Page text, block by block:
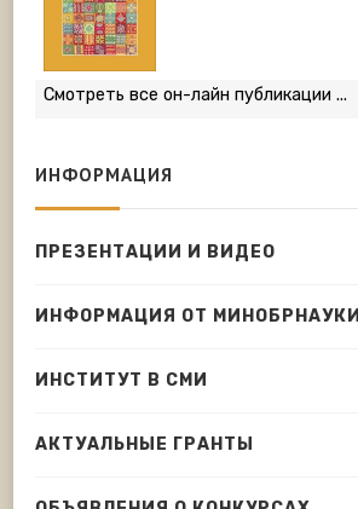
Смотреть все он-лайн публикации ...
ИНФОРМАЦИЯ
ПРЕЗЕНТАЦИИ И ВИДЕО
ИНФОРМАЦИЯ ОТ МИНОБРНАУКИ
ИНСТИТУТ В СМИ
АКТУАЛЬНЫЕ ГРАНТЫ